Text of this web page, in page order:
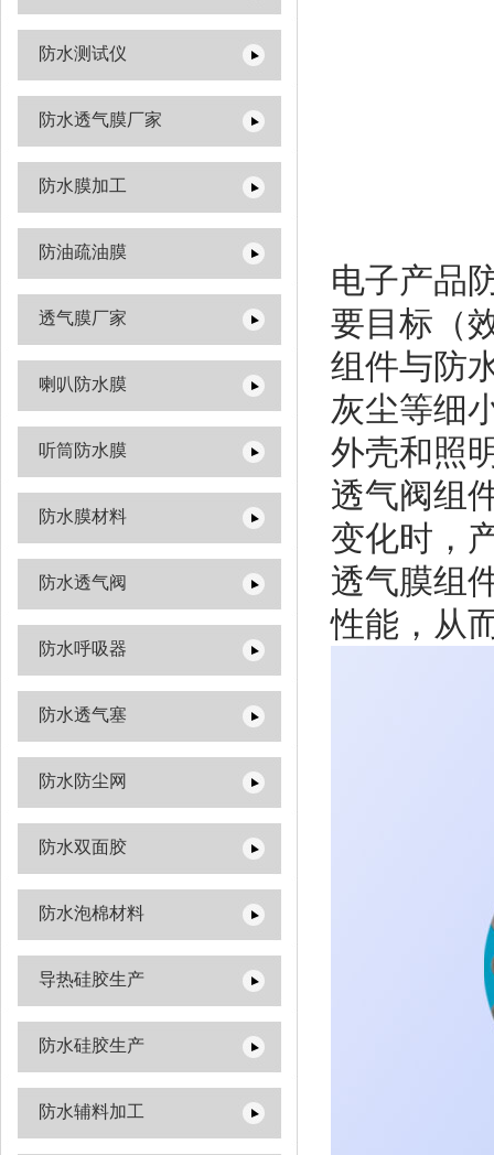
防水测试仪
防水透气膜厂家
防水膜加工
防油疏油膜
透气膜厂家
喇叭防水膜
听筒防水膜
防水膜材料
防水透气阀
防水呼吸器
防水透气塞
防水防尘网
防水双面胶
防水泡棉材料
导热硅胶生产
防水硅胶生产
防水辅料加工
电子产品
要目标（
组件与防
灰尘等细
外壳和照
透气阀组
变化时，
透气膜组
性能，从